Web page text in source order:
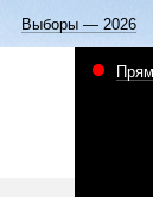
Выборы — 2026